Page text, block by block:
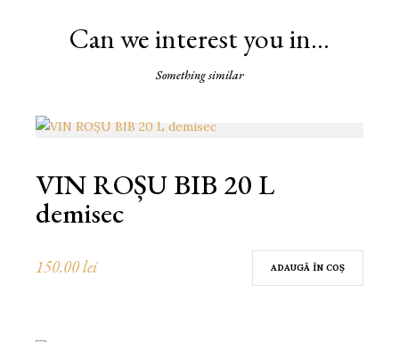
Can we interest you in…
Something similar
VIN ROȘU BIB 20 L
demisec
ADAUGĂ ÎN COȘ
150.00lei